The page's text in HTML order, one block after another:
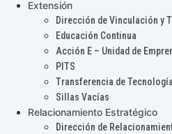
Extensión
Dirección de Vinculación y
Educación Continua
Acción E – Unidad de
PITS
Transferencia de Tecnología
Sillas Vacías
Relacionamiento Estratégico
Dirección de